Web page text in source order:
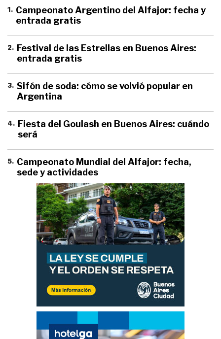
1. Campeonato Argentino del Alfajor: fecha y
entrada gratis
2. Festival de las Estrellas en Buenos Aires:
entrada gratis
3. Sifón de soda: cómo se volvió popular en
Argentina
4. Fiesta del Goulash en Buenos Aires: cuándo
será
5. Campeonato Mundial del Alfajor: fecha,
sede y actividades